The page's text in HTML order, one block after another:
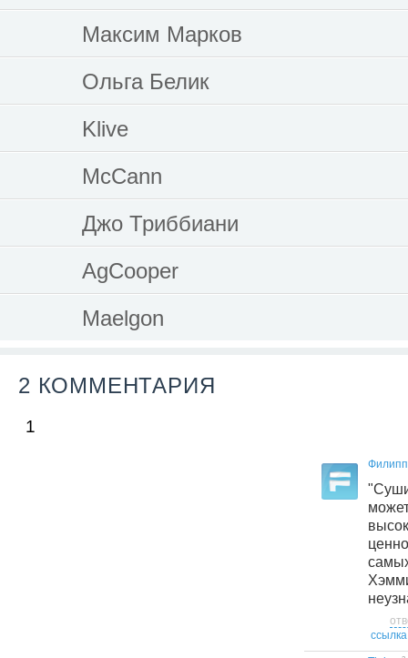
Максим Марков
Ольга Белик
Klive
McCann
Джо Триббиани
AgCooper
Maelgon
2 КОММЕНТАРИЯ
1
ссылка